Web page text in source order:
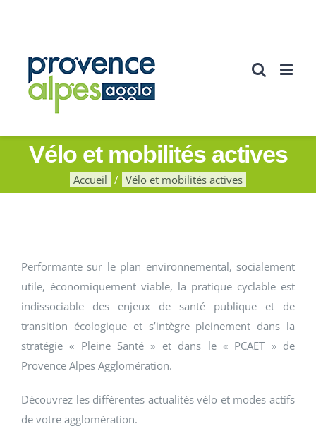
Vélo et mobilités actives
Accueil Vélo et mobilités actives
Performante sur le plan environnemental, socialement
utile, économiquement viable, la pratique cyclable est
indissociable des enjeux de santé publique et de
transition écologique et s’intègre pleinement dans la
stratégie « Pleine Santé » et dans le « PCAET » de
Provence Alpes Agglomération.
Découvrez les différentes actualités vélo et modes actifs
de votre agglomération.